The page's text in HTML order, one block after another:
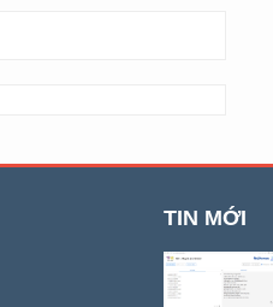
TIN MỚI